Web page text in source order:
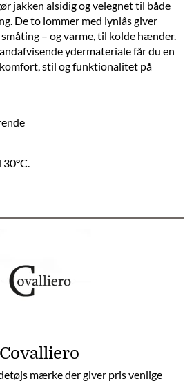
jakken alsidig og velegnet til både
De to lommer med lynlås giver
– og varme, til kolde hænder.
ydermateriale får du en
stil og funktionalitet på
Covalliero
mærke der giver pris venlige